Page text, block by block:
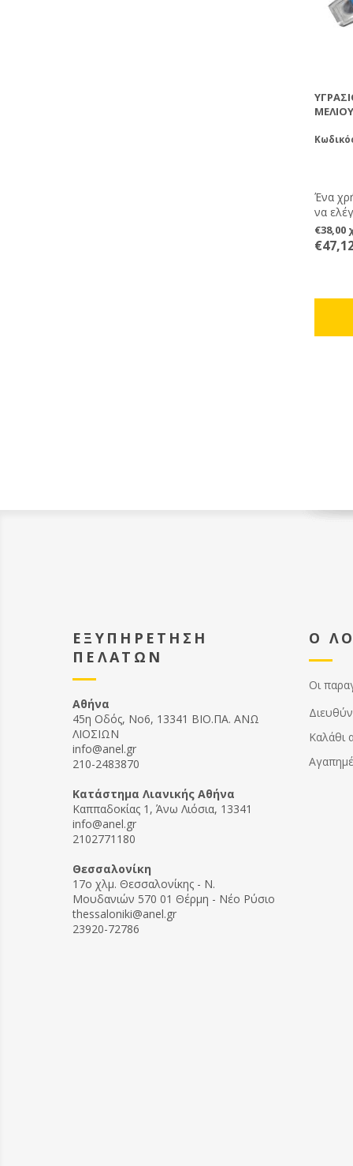
Ένα
να
στα
χρήση.
ΕΞΥΠΗΡΕΤΗΣΗ
ΠΕΛΑΤΩΝ
Αθήνα
45η Οδός, Νο6, 13341 ΒΙΟ.ΠΑ. ΑΝΩ
ΛΙΟΣΙΩΝ
info@anel.gr
210-2483870
Kατάστημα Λιανικής Αθήνα
Καππαδοκίας 1, Άνω Λιόσια, 13341
info@anel.gr
2102771180
Θεσσαλονίκη
17ο χλμ. Θεσσαλονίκης - Ν.
Μουδανιών 570 01 Θέρμη - Νέο Ρύσιο
thessaloniki@anel.gr
23920-72786
Ο
Οι
Καλάθι